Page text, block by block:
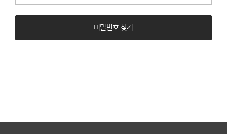
비밀번호 찾기